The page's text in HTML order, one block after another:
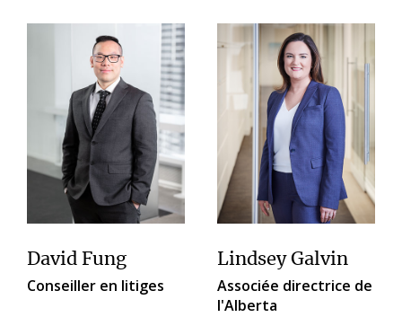
David Fung
Conseiller en litiges
Lindsey Galvin
Associée directrice de
l'Alberta